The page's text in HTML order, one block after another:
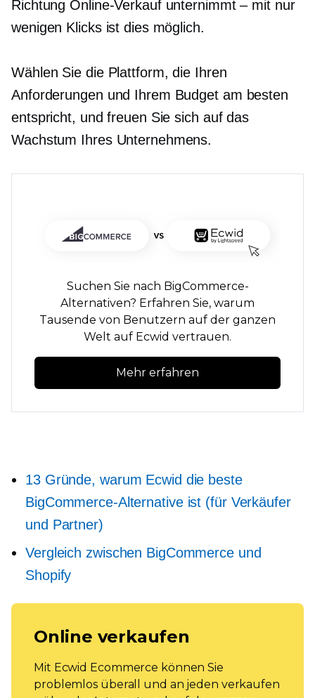
Richtung Online-Verkauf unternimmt – mit nur
wenigen Klicks ist dies möglich.
Wählen Sie die Plattform, die Ihren
Anforderungen und Ihrem Budget am besten
entspricht, und freuen Sie sich auf das
Wachstum Ihres Unternehmens.
Suchen Sie nach BigCommerce-
Alternativen? Erfahren Sie, warum
Tausende von Benutzern auf der ganzen
Welt auf Ecwid vertrauen.
Mehr erfahren
13 Gründe, warum Ecwid die beste
BigCommerce-Alternative ist (für Verkäufer
und Partner)
Vergleich zwischen BigCommerce und
Shopify
Online verkaufen
Mit Ecwid Ecommerce können Sie
problemlos überall und an jeden verkaufen